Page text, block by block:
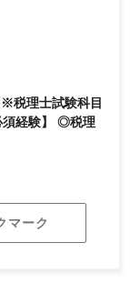
税理士試験科目
マーク